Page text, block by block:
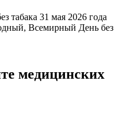
табака 31 мая 2026 года
Всемирный День без
медицинских